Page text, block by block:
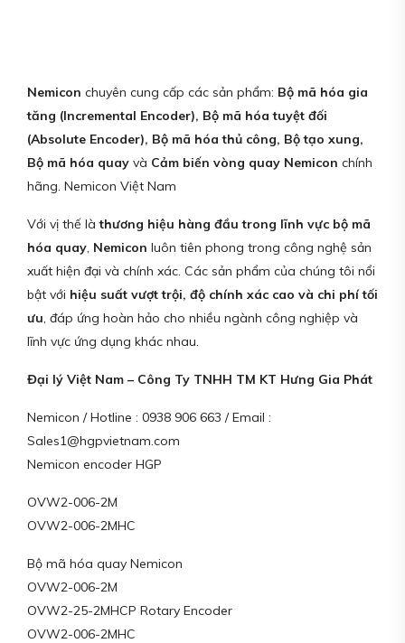
Nemicon chuyên cung cấp các sản phẩm: Bộ mã hóa gia
tăng (Incremental Encoder), Bộ mã hóa tuyệt đối
(Absolute Encoder), Bộ mã hóa thủ công, Bộ tạo xung,
Bộ mã hóa quay và Cảm biến vòng quay Nemicon chính
hãng. Nemicon Việt Nam
Với vị thế làthương hiệu hàng đầu trong lĩnh vực bộ mã
hóa quay, Nemicon luôn tiên phong trong công nghệ sản
xuất hiện đại và chính xác. Các sản phẩm của chúng tôi nổi
bật với hiệu suất vượt trội, độ chính xác cao và chi phí tối
ưu, đáp ứng hoàn hảo cho nhiều ngành công nghiệp và
lĩnh vực ứng dụng khác nhau.
Đại lý Việt Nam – Công Ty TNHH TM KT Hưng Gia Phát
Nemicon / Hotline : 0938 906 663 / Email :
Sales1@hgpvietnam.com
Nemicon encoder HGP
OVW2-006-2M
OVW2-006-2MHC
Bộ mã hóa quay Nemicon
OVW2-006-2M
OVW2-25-2MHCP Rotary Encoder
OVW2-006-2MHC